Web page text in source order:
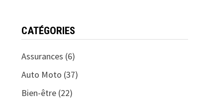
CATÉGORIES
Assurances (6)
Auto Moto (37)
Bien-être(22)